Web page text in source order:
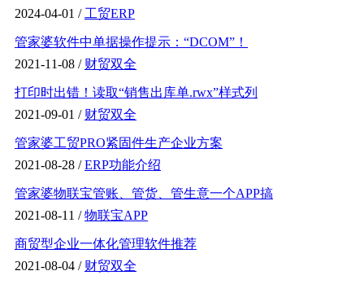
2024-04-01 / 工贸ERP
管家婆软件中单据操作提示：“DCOM”！
2021-11-08 / 财贸双全
打印时出错！读取“销售出库单.rwx”样式列
2021-09-01 / 财贸双全
管家婆工贸PRO紧固件生产企业方案
2021-08-28 /ERP功能介绍
管家婆物联宝管账、管货、管生意一个APP搞
2021-08-11 /物联宝APP
商贸型企业一体化管理软件推荐
2021-08-04 / 财贸双全